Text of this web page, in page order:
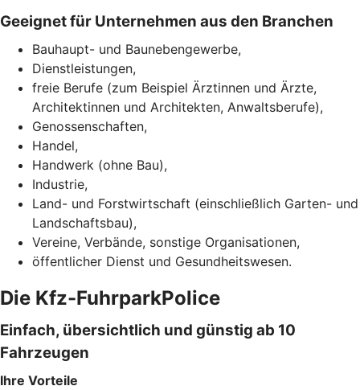
Geeignet für Unternehmen aus den Branchen
Bauhaupt- und Baunebengewerbe,
Dienstleistungen,
freie Berufe (zum Beispiel Ärztinnen und Ärzte,
Architektinnen und Architekten, Anwaltsberufe),
Genossenschaften,
Handel,
Handwerk (ohne Bau),
Industrie,
Land- und Forstwirtschaft (einschließlich Garten- und
Landschaftsbau),
Vereine, Verbände, sonstige Organisationen,
öffentlicher Dienst und Gesundheitswesen.
Die Kfz-FuhrparkPolice
Einfach, übersichtlich und günstig ab 10
Fahrzeugen
Ihre Vorteile